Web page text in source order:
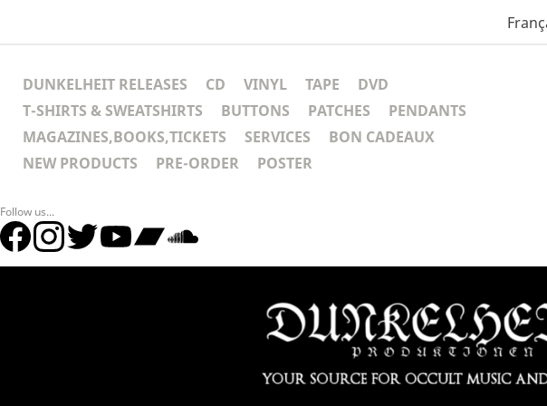
DUNKELHEIT RELEASES CD VINYL TAPE
DVD
T-SHIRTS & SWEATSHIRTS
BUTTONS PATCHES
PENDANTS
MAGAZINES,BOOKS,TICKETS
SERVICES
BON CADEAUX
NEW PRODUCTS
PRE-ORDER POSTER
Follow us...